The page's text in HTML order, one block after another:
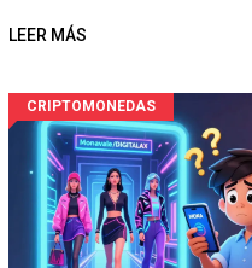
LEER MÁS
CRIPTOMONEDAS